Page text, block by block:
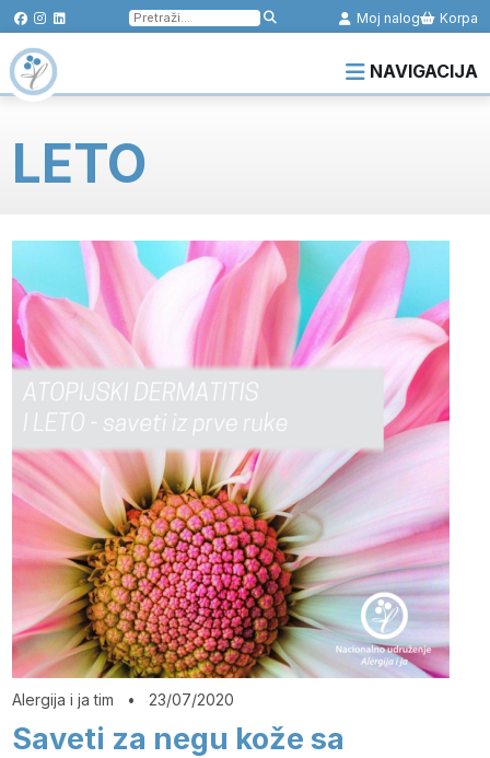
Pretraga
za:
Moj nalog Korpa
NAVIGACIJA
LETO
Alergija i ja tim • 23/07/2020
Saveti za negu kože sa